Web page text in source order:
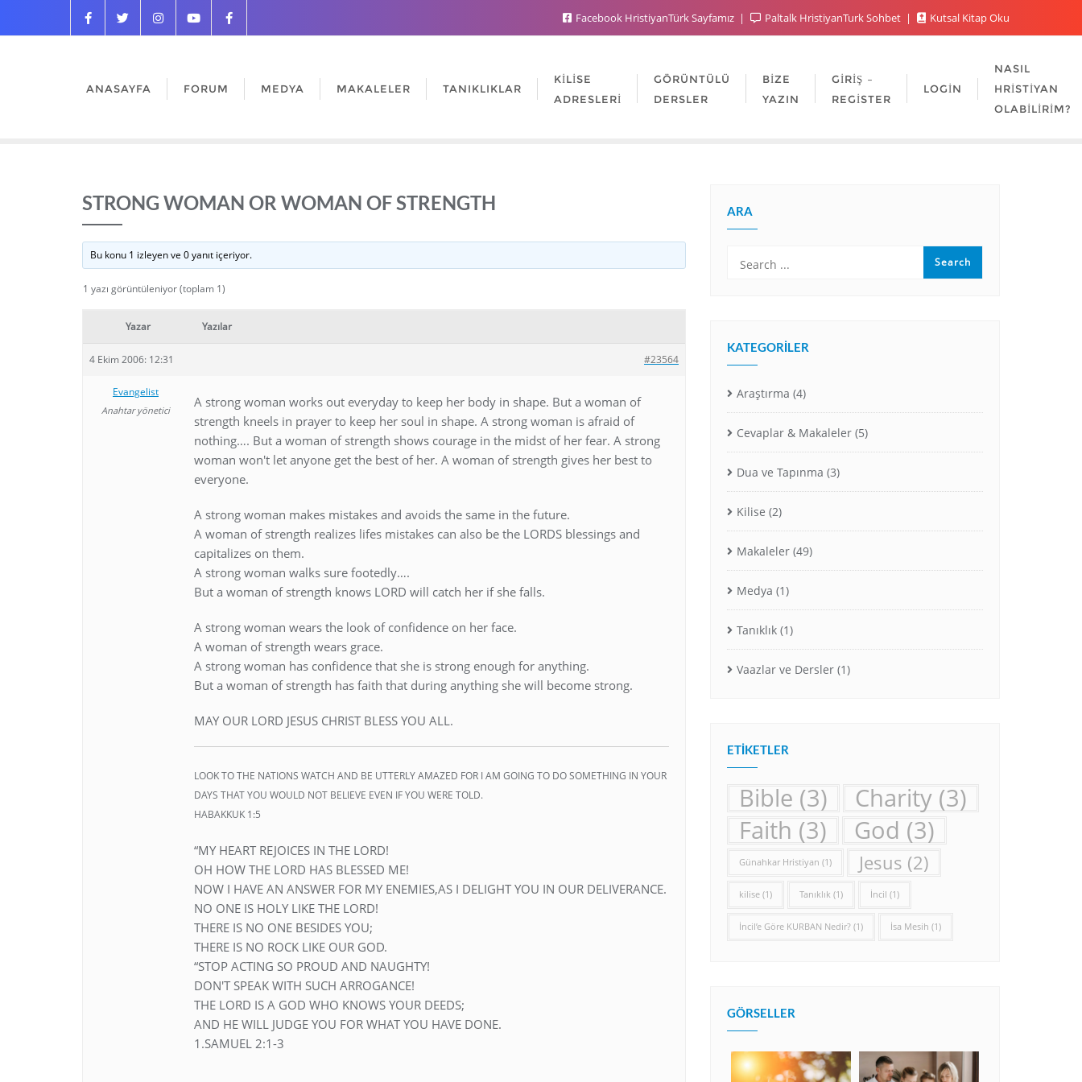
Facebook HristiyanTürk Sayfamız Paltalk HristiyanTurk Sohbet Kutsal Kitap Oku
ANASAYFA FORUM MEDYA MAKALELER TANIKLIKLAR
KILISE
ADRESLERI
GÖRÜNTÜLÜ
DERSLER
BIZE
YAZIN
GIRIŞ –
REGISTER
LOGIN
NASIL
HRISTIYAN
OLABILIRIM?
STRONG WOMAN OR WOMAN OF STRENGTH
Bu konu 1 izleyen ve 0 yanıt içeriyor.
1 yazı görüntüleniyor (toplam 1)
Yazar Yazılar
4 Ekim 2006: 12:31 #23564
Evangelist
Anahtar yönetici
A strong woman works out everyday to keep her body in shape. But a woman of
strength kneels in prayer to keep her soul in shape. A strong woman is afraid of
nothing…. But a woman of strength shows courage in the midst of her fear. A strong
woman won't let anyone get the best of her. A woman of strength gives her best to
everyone.
A strong woman makes mistakes and avoids the same in the future.
A woman of strength realizes lifes mistakes can also be the LORDS blessings and
capitalizes on them.
A strong woman walks sure footedly….
But a woman of strength knows LORD will catch her if she falls.
A strong woman wears the look of confidence on her face.
A woman of strength wears grace.
A strong woman has confidence that she is strong enough for anything.
But a woman of strength has faith that during anything she will become strong.
MAY OUR LORD JESUS CHRIST BLESS YOU ALL.
LOOK TO THE NATIONS WATCH AND BE UTTERLY AMAZED FOR I AM GOING TO DO SOMETHING IN YOUR
DAYS THAT YOU WOULD NOT BELIEVE EVEN IF YOU WERE TOLD.
HABAKKUK 1:5
“MY HEART REJOICES IN THE LORD!
OH HOW THE LORD HAS BLESSED ME!
NOW I HAVE AN ANSWER FOR MY ENEMIES,AS I DELIGHT YOU IN OUR DELIVERANCE.
NO ONE IS HOLY LIKE THE LORD!
THERE IS NO ONE BESIDES YOU;
THERE IS NO ROCK LIKE OUR GOD.
“STOP ACTING SO PROUD AND NAUGHTY!
DON'T SPEAK WITH SUCH ARROGANCE!
THE LORD IS A GOD WHO KNOWS YOUR DEEDS;
AND HE WILL JUDGE YOU FOR WHAT YOU HAVE DONE.
1.SAMUEL 2:1-3
ARA
KATEGORILER
Araştırma (4)
Cevaplar & Makaleler (5)
Dua ve Tapınma (3)
Kilise (2)
Makaleler (49)
Medya (1)
Tanıklık (1)
Vaazlar ve Dersler (1)
ETIKETLER
Bible (3) Charity (3)
Faith (3) God (3)
Günahkar Hristiyan (1) Jesus (2)
kilise (1) Tanıklık (1) İncil (1)
İncil’e Göre KURBAN Nedir? (1) İsa Mesih (1)
GÖRSELLER